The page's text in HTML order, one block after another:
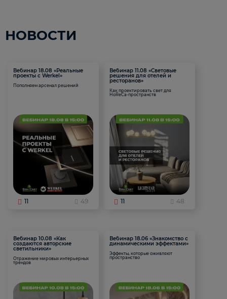
НОВОСТИ
Вебинар 18.08 «Реальные
проекты с Werkel»
Пополняем арсенал решений
11 49
Вебинар 11.08 «Световые
решения для отелей и
ресторанов»
Как проектировать свет для
HoReCa-пространств
11 48
Вебинар 10.08 «Как
создаются авторские
светильники»
Отражение мировых интерьерных
трендов
Вебинар 18.06 «Знакомство с
динамическими эффектами»
Эффекты, которые оживляют
пространство